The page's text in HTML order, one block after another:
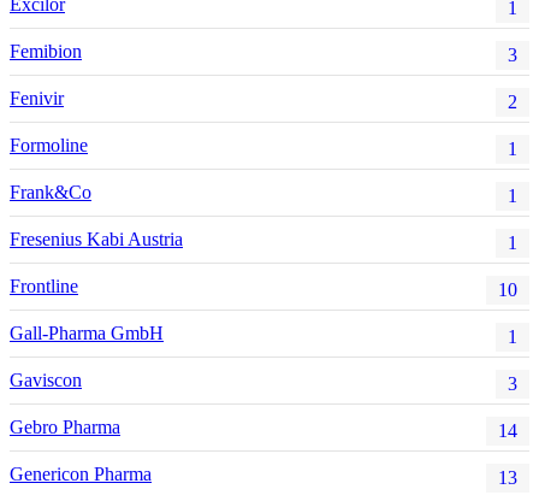
Excilor 1
Femibion 3
Fenivir 2
Formoline 1
Frank&Co 1
Fresenius Kabi Austria 1
Frontline 10
Gall-Pharma GmbH 1
Gaviscon 3
Gebro Pharma 14
Genericon Pharma 13